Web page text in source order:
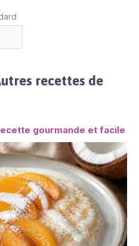
objets décoratifs
inclus).
recettes de
gourmande et facile